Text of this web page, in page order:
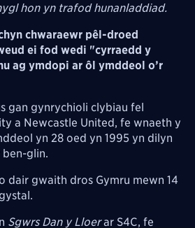
hon yn trafod hunanladdiad.
chwaraewr pêl-droed
ei fod wedi "cyrraedd y
ag ymdopi ar ôl ymddeol o’r
gan gynrychioli clybiau fel
a Newcastle United, fe wnaeth y
yn 28 oed yn 1995 yn dilyn
glin.
dair gwaith dros Gymru mewn 14
Sgwrs Dan y Lloerar S4C, fe